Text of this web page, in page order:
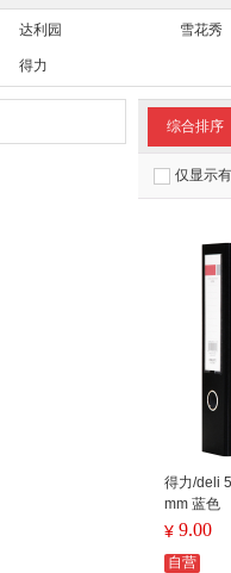
达利园 雪花秀
得力
综合排序
仅显示
得力/deli
mm 蓝色
¥ 9.00
自营